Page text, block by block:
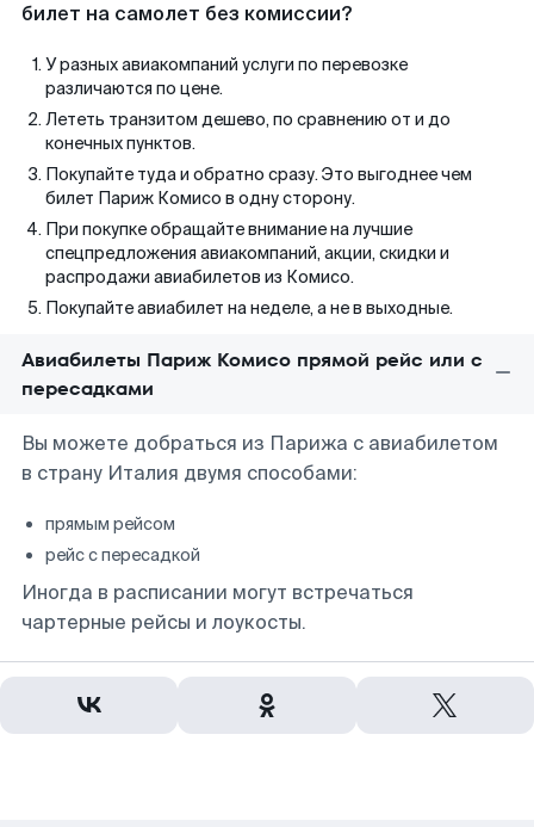
билет на самолет без комиссии?
У разных авиакомпаний услуги по перевозке
различаются по цене.
Лететь транзитом дешево, по сравнению от и до
конечных пунктов.
Покупайте туда и обратно сразу. Это выгоднее чем
билет Париж Комисо в одну сторону.
При покупке обращайте внимание на лучшие
спецпредложения авиакомпаний, акции, скидки и
распродажи авиабилетов из Комисо.
Покупайте авиабилет на неделе, а не в выходные.
Авиабилеты Париж Комисо прямой рейс или с
пересадками
Вы можете добраться из Парижа с авиабилетом
в страну Италия двумя способами:
прямым рейсом
рейс с пересадкой
Иногда в расписании могут встречаться
чартерные рейсы и лоукосты.